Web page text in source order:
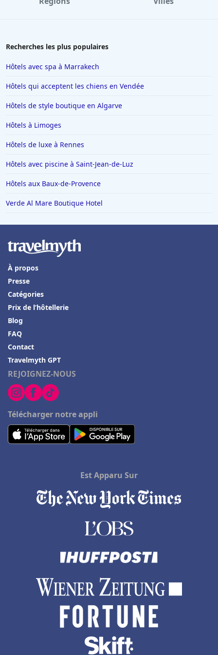
Hôtels en Savoie
Hôtels à Noisy-le-Sec
Hôtels à Saint-Martin-de-Belleville
Hôtels à Chamonix-Mont-Blanc
Hôtels à Los Angeles
Hôtels à Genève
Hôtels à Drancy
Hôtels à Sydney
Hôtels à Pornic
Hôtels à Feurs
Hôtels à Pas de la Casa
Hôtels en Sardaigne
Hôtels dans le Haut-Rhin
Hôtels à Bari
Hôtels à Elbeuf
Hôtels à Bellagio
Hôtels en Croatie
Hôtels au Pays basque
Hôtels à Pontaillac
Hôtels à Sommieres
Hôtels à Eaubonne
Hôtels à Sanary-sur-Mer
Hôtels à Saint-Jean-Pied-de-Port
Hôtels dans les Landes
Hôtels à Vérone
Hôtels dans les Côtes d'Armor
Hôtels à Saint-Jacut-de-la-Mer
Recherches les plus populaires
Hôtels avec spa à Marrakech
Hôtels qui acceptent les chiens en Vendée
Hôtels de style boutique en Algarve
Hôtels à Limoges
Hôtels de luxe à Rennes
Hôtels avec piscine à Saint-Jean-de-Luz
Hôtels aux Baux-de-Provence
Verde Al Mare Boutique Hotel
REJOIGNEZ-NOUS
Télécharger notre appli
À propos
Presse
Catégories
Prix de l’hôtellerie
Blog
FAQ
Contact
Travelmyth GPT
Est Apparu Sur